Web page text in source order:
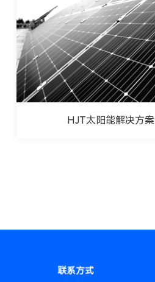
HJT太阳能解决方案
联系方式